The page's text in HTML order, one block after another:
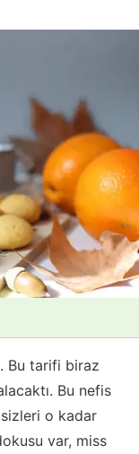
Bu tarifi biraz
Bu nefis
o kadar
var, miss